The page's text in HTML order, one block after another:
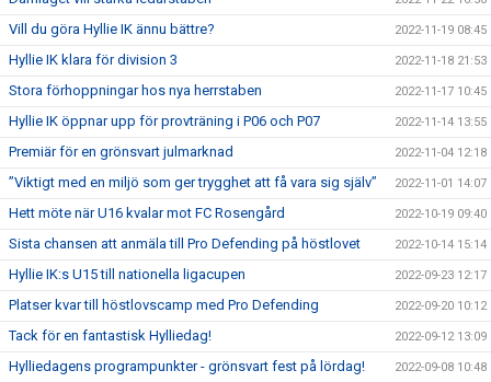
Vill du göra Hyllie IK ännu bättre? 2022-11-19 08:45
Hyllie IK klara för division 3 2022-11-18 21:53
Stora förhoppningar hos nya herrstaben 2022-11-17 10:45
Hyllie IK öppnar upp för provträning i P06 och P07 2022-11-14 13:55
Premiär för en grönsvart julmarknad 2022-11-04 12:18
”Viktigt med en miljö som ger trygghet att få vara sig själv” 2022-11-01 14:07
Hett möte när U16 kvalar mot FC Rosengård 2022-10-19 09:40
Sista chansen att anmäla till Pro Defending på höstlovet 2022-10-14 15:14
Hyllie IK:s U15 till nationella ligacupen 2022-09-23 12:17
Platser kvar till höstlovscamp med Pro Defending 2022-09-20 10:12
Tack för en fantastisk Hylliedag! 2022-09-12 13:09
Hylliedagens programpunkter - grönsvart fest på lördag! 2022-09-08 10:48